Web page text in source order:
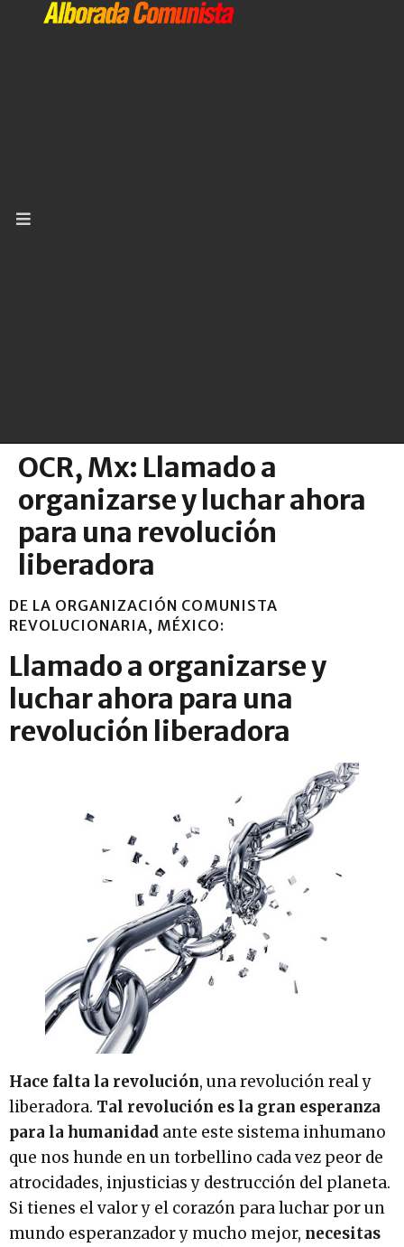
OCR, Mx: Llamado a
organizarse y luchar ahora
para una revolución
liberadora
DE LA ORGANIZACIÓN COMUNISTA
REVOLUCIONARIA, MÉXICO:
Llamado a organizarse y
luchar ahora para una
revolución liberadora
Hace falta la revolución, una revolución real y
liberadora. Tal revolución es la gran esperanza
para la humanidad ante este sistema inhumano
que nos hunde en un torbellino cada vez peor de
atrocidades, injusticias y destrucción del planeta.
Si tienes el valor y el corazón para luchar por un
mundo esperanzador y mucho mejor, necesitas